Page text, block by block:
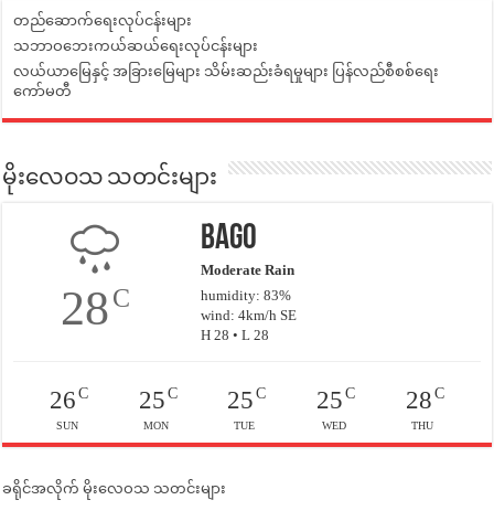
တည်ဆောက်ရေးလုပ်ငန်းများ
သဘာဝဘေးကယ်ဆယ်ရေးလုပ်ငန်းများ
လယ်ယာမြေနှင့် အခြားမြေများ သိမ်းဆည်းခံရမှုများ ပြန်လည်စီစစ်ရေး
ကော်မတီ
မိုးလေဝသ သတင်းများ
28C
Bago
Moderate Rain
humidity: 83%
wind: 4km/h SE
H 28 • L 28
26C
SUN
25C
MON
25 C
TUE
25C
WED
28C
THU
ခရိုင်အလိုက် မိုးလေဝသ သတင်းများ